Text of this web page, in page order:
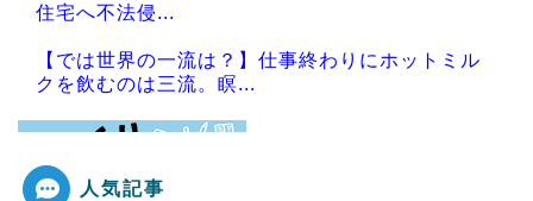
住宅へ不法侵...
【では世界の一流は？】仕事終わりにホットミル
クを飲むのは三流。瞑...
人気記事